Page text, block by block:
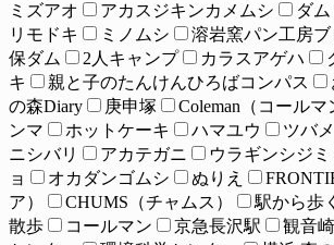
ミズアオ
アカスジキンカメムシ ダム
リモドキ
ミノムシ 溶岩窯パン工房
保ダム
2人キャンプ カラスアゲハ
キ
親と子のたんけんひろばコンパス
の森Diary
庚申塚 Coleman（コールマ
ンマ
ホットケーキ ハマユウ ツバメ
ニシバリ
アカテガニ ウラギンシジミ
ョ
オカダンゴムシ ぬりえ
ア）
CHUMS（チャムス）
駅から歩
散歩
コールマン 京急長沢駅 観音